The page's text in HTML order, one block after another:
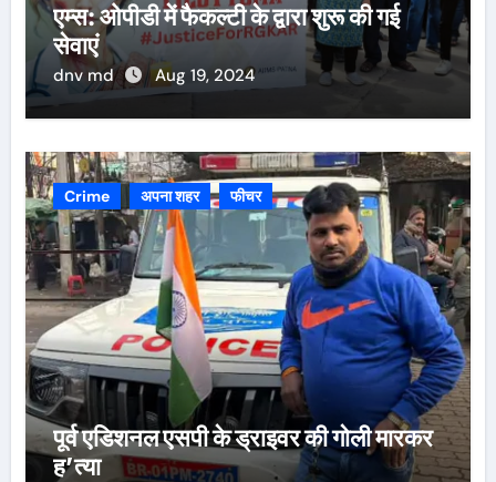
एम्स: ओपीडी में फैकल्टी के द्वारा शुरू की गई
सेवाएं
dnv md Aug 19, 2024
Crime अपना शहर फीचर
पूर्व एडिशनल एसपी के ड्राइवर की गोली मारकर
ह’त्या